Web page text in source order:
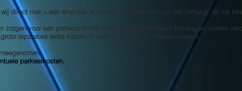
direct met u een afspraak in voor het aanbrengen van het behang, dit zal
zorgen voor een perfecte finish, met prachtig kwalitatief behang en ruimen
reparaties extra kosten in rekening gebracht moeten worden.
parkeerkosten.